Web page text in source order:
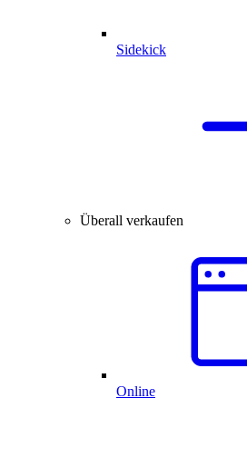
Sidekick
Überall verkaufen
Online